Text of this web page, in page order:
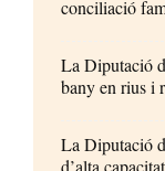
conciliació
La Diputació
bany en rius i
La Diputació
d’alta